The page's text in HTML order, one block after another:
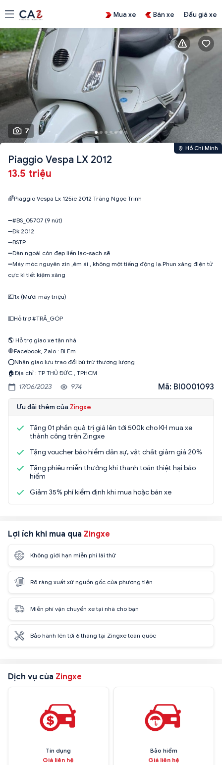
Mua xe Bán xe Đấu giá xe
7
Hồ Chí Minh
Piaggio Vespa LX 2012
13.5 triệu
🌈Piaggio Vespa Lx 125ie 2012 Trắng Ngọc Trinh
➖#BS_05707 (9 nút)
➖Đk 2012
➖BSTP
➖Dàn ngoài còn đẹp liền lạc-sạch sẽ
➖Máy móc nguyên zin ,êm ái , không một tiếng động lạ.Phun xăng điện tử
cực kì tiết kiệm xăng
💶1x (Mười mấy triệu)
💵Hỗ trợ #TRẢ_GÓP
🌎 Hỗ trợ giao xe tận nhà
🛑Facebook, Zalo : Bi Em
⭕️Nhận giao lưu trao đổi bù trừ thương lượng
🏠Địa chỉ : TP THỦ ĐỨC , TPHCM
17/06/2023 974 Mã: BI0001093
Ưu đãi thêm của Zingxe
Tặng 01 phần quà trị giá lên tới 500k cho KH mua xe
thành công trên Zingxe
Tặng voucher bảo hiểm dân sự, vật chất giảm giá 20%
Tặng phiếu miễn thưởng khi thanh toán thiệt hại bảo
hiểm
Giảm 35% phí kiểm định khi mua hoặc bán xe
Lợi ích khi mua qua Zingxe
Không giới hạn miễn phí lái thử
Rõ ràng xuất xứ nguồn gốc của phương tiện
Miễn phí vận chuyển xe tại nhà cho bạn
Bảo hành lên tới 6 tháng tại Zingxe toàn quốc
Dịch vụ của Zingxe
Tín dụng
Giá liên hệ
Bảo hiểm
Giá liên hệ